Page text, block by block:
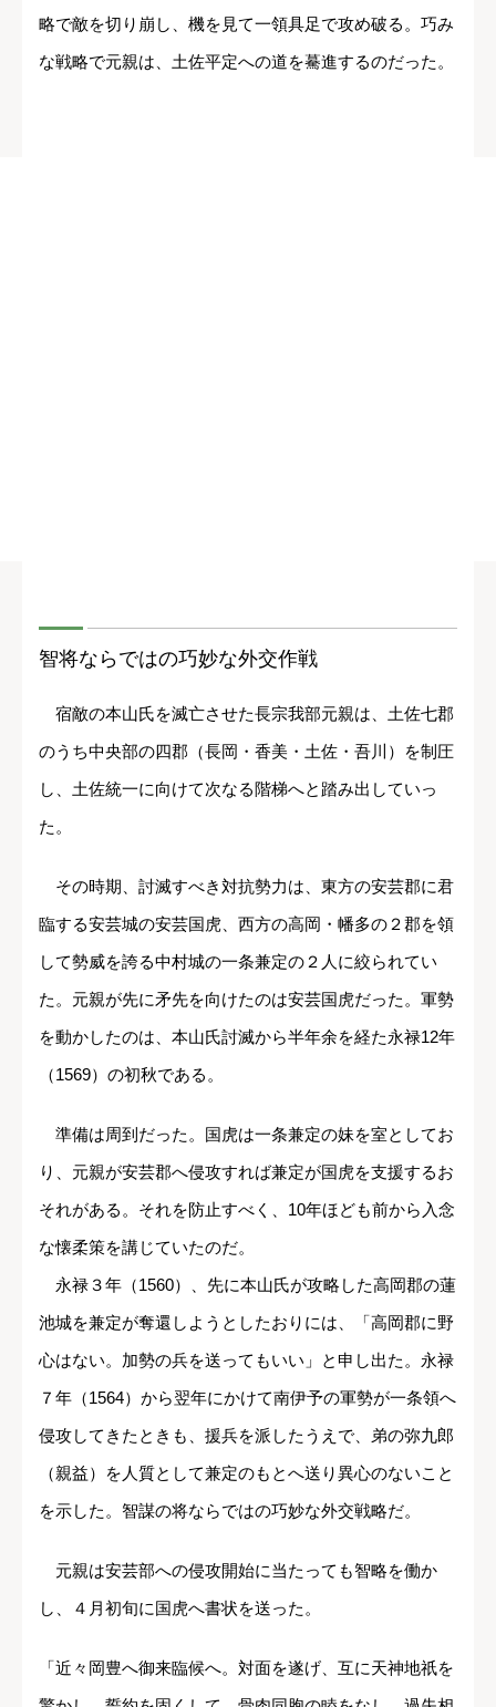
略で敵を切り崩し、機を見て一領具足で攻め破る。巧み
な戦略で元親は、土佐平定への道を驀進するのだった。
智将ならではの巧妙な外交作戦
宿敵の本山氏を滅亡させた長宗我部元親は、土佐七郡
のうち中央部の四郡（長岡・香美・土佐・吾川）を制圧
し、土佐統一に向けて次なる階梯へと踏み出していっ
た。
その時期、討滅すべき対抗勢力は、東方の安芸郡に君
臨する安芸城の安芸国虎、西方の高岡・幡多の２郡を領
して勢威を誇る中村城の一条兼定の２人に絞られてい
た。元親が先に矛先を向けたのは安芸国虎だった。軍勢
を動かしたのは、本山氏討滅から半年余を経た永禄12年
（1569）の初秋である。
準備は周到だった。国虎は一条兼定の妹を室としてお
り、元親が安芸郡へ侵攻すれば兼定が国虎を支援するお
それがある。それを防止すべく、10年ほども前から入念
な懐柔策を講じていたのだ。
永禄３年（1560）、先に本山氏が攻略した高岡郡の蓮
池城を兼定が奪還しようとしたおりには、「高岡郡に野
心はない。加勢の兵を送ってもいい」と申し出た。永禄
７年（1564）から翌年にかけて南伊予の軍勢が一条領へ
侵攻してきたときも、援兵を派したうえで、弟の弥九郎
（親益）を人質として兼定のもとへ送り異心のないこと
を示した。智謀の将ならではの巧妙な外交戦略だ。
元親は安芸部への侵攻開始に当たっても智略を働か
し、４月初旬に国虎へ書状を送った。
「近々岡豊へ御来臨候へ。対面を遂げ、互に天神地祇を